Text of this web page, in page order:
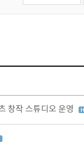
창작 스튜디오 운영